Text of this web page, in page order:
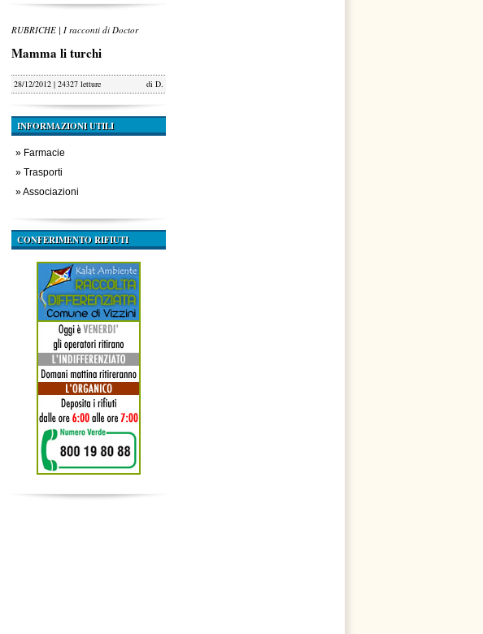
RUBRICHE | I racconti di Doctor
Mamma li turchi
28/12/2012 | 24327 letture di D.
INFORMAZIONI UTILI
» Farmacie
» Trasporti
»Associazioni
CONFERIMENTO RIFIUTI